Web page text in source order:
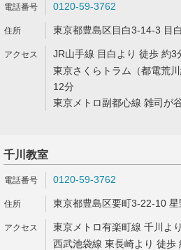
0120-59-3762
東京都豊島区目白3-14-3 目
JR山手線 目白より 徒歩 約3
東京さくらトラム（都電荒
12分
東京メトロ副都心線 雑司が
千川教室
0120-59-3762
東京都豊島区要町3-22-10
東京メトロ有楽町線 千川よ
西武池袋線 東長崎より 徒歩